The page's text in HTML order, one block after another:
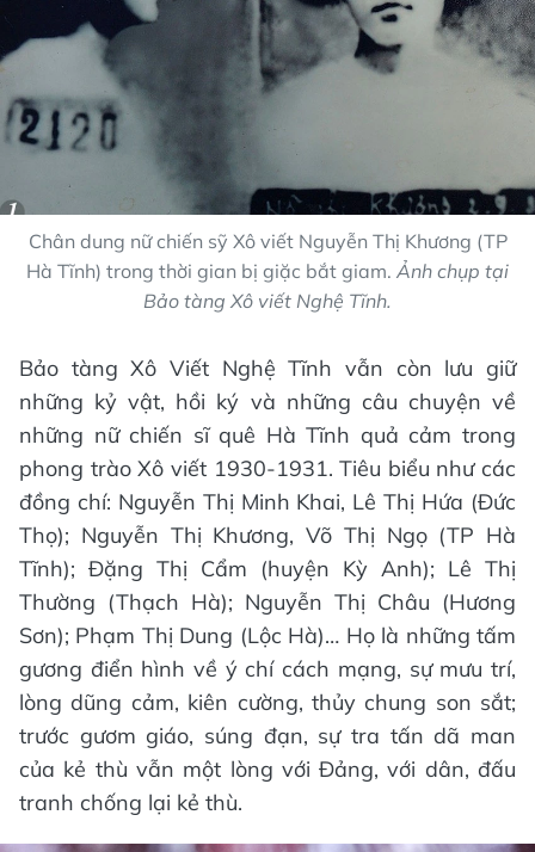
Chân dung nữ chiến sỹ Xô viết Nguyễn Thị Khương (TP
Hà Tĩnh) trong thời gian bị giặc bắt giam. Ảnh chụp tại
Bảo tàng Xô viết Nghệ Tĩnh.
Bảo tàng Xô Viết Nghệ Tĩnh vẫn còn lưu giữ
những kỷ vật, hồi ký và những câu chuyện về
những nữ chiến sĩ quê Hà Tĩnh quả cảm trong
phong trào Xô viết 1930-1931. Tiêu biểu như các
đồng chí: Nguyễn Thị Minh Khai, Lê Thị Hứa (Đức
Thọ); Nguyễn Thị Khương, Võ Thị Ngọ (TP Hà
Tĩnh); Đặng Thị Cẩm (huyện Kỳ Anh); Lê Thị
Thường (Thạch Hà); Nguyễn Thị Châu (Hương
Sơn); Phạm Thị Dung (Lộc Hà)… Họ là những tấm
gương điển hình về ý chí cách mạng, sự mưu trí,
lòng dũng cảm, kiên cường, thủy chung son sắt;
trước gươm giáo, súng đạn, sự tra tấn dã man
của kẻ thù vẫn một lòng với Đảng, với dân, đấu
tranh chống lại kẻ thù.